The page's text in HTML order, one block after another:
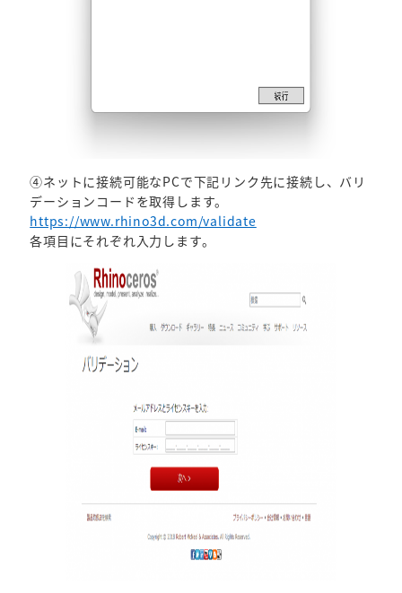
④ネットに接続可能なPCで下記リンク先に接続し、バリ
デーションコードを取得します。
https://www.rhino3d.com/validate
各項目にそれぞれ入力します。